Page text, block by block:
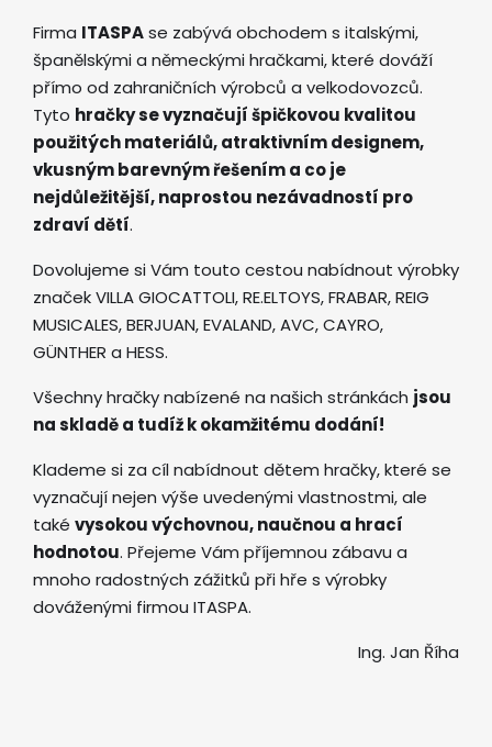
Firma ITASPAse zabývá obchodem s italskými,
španělskými a německými hračkami, které dováží
přímo od zahraničních výrobců a velkodovozců.
Tyto hračky se vyznačují špičkovou kvalitou
použitých materiálů, atraktivním designem,
vkusným barevným řešením a co je
nejdůležitější, naprostou nezávadností pro
zdraví dětí.
Dovolujeme si Vám touto cestou nabídnout výrobky
značek VILLA GIOCATTOLI, RE.ELTOYS, FRABAR, REIG
MUSICALES, BERJUAN, EVALAND, AVC, CAYRO,
GÜNTHER a HESS.
Všechny hračky nabízené na našich stránkách jsou
na skladě a tudíž k okamžitému dodání!
Klademe si za cíl nabídnout dětem hračky, které se
vyznačují nejen výše uvedenými vlastnostmi, ale
také vysokou výchovnou, naučnou a hrací
hodnotou. Přejeme Vám příjemnou zábavu a
mnoho radostných zážitků při hře s výrobky
dováženými firmou ITASPA.
Ing. Jan Říha